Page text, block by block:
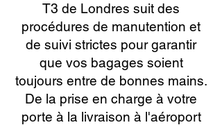
T3 de Londres suit des
procédures de manutention et
de suivi strictes pour garantir
que vos bagages soient
toujours entre de bonnes mains.
De la prise en charge à votre
porte à la livraison à l'aéroport